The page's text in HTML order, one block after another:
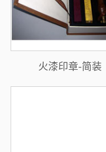
火漆印章-简装